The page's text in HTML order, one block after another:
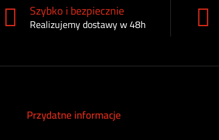
Szybko i bezpiecznie
Realizujemy dostawy w 48h
Przydatne informacje